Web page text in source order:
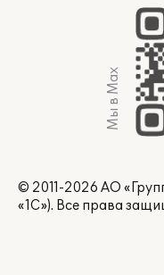
Мы в Max
© 2011-2026 АО
«1С»). Все права